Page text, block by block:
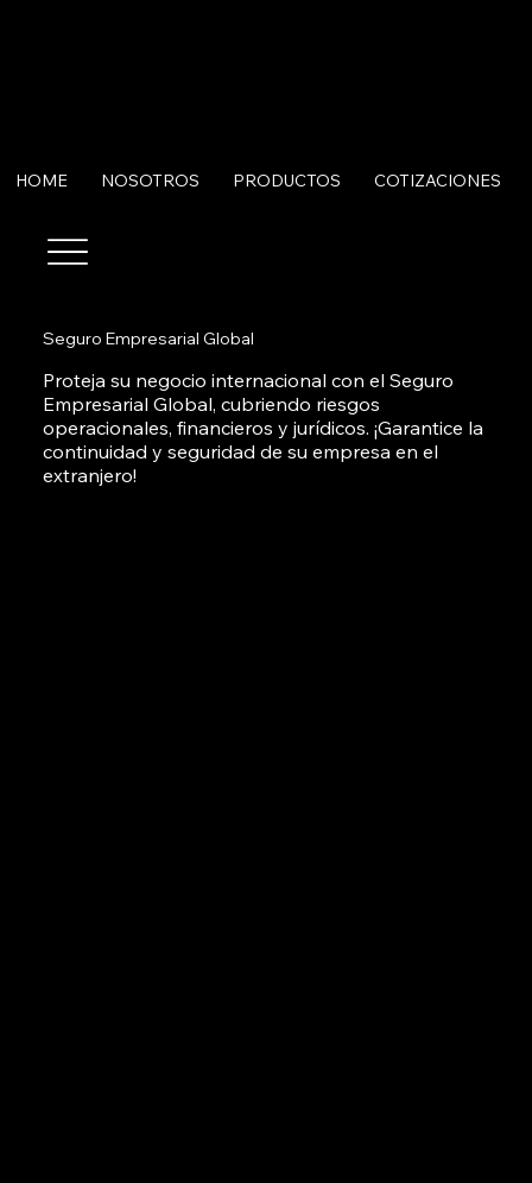
HOME NOSOTROS PRODUCTOS COTIZACIONES
Seguro Empresarial Global
Proteja su negocio internacional con el Seguro
Empresarial Global, cubriendo riesgos
operacionales, financieros y jurídicos. ¡Garantice la
continuidad y seguridad de su empresa en el
extranjero!